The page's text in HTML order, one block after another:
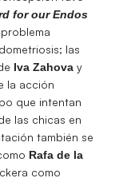
for our Endos
las
Iva Zahova y
la acción
que intentan
las chicas en
también se
Rafa de la
como